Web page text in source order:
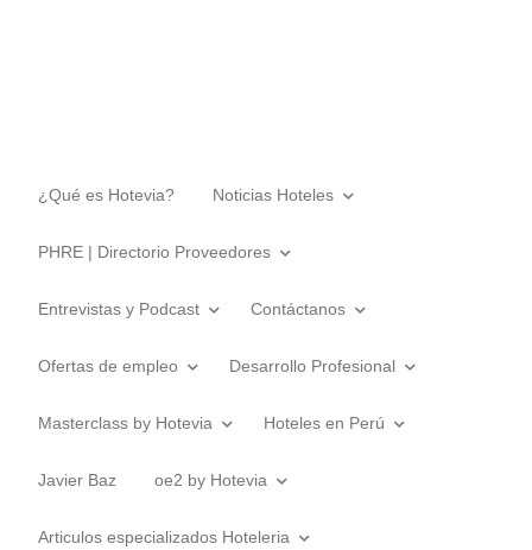
¿Qué es Hotevia? Noticias Hoteles
PHRE | Directorio Proveedores
Entrevistas y Podcast Contáctanos
Ofertas de empleo Desarrollo Profesional
Masterclass by Hotevia Hoteles en Perú
Javier Baz oe2 by Hotevia
Articulos especializados Hoteleria